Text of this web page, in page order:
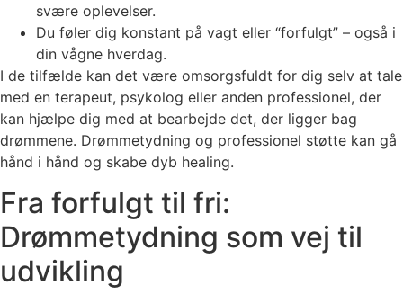
svære oplevelser.
Du føler dig konstant på vagt eller “forfulgt” – også i
din vågne hverdag.
I de tilfælde kan det være omsorgsfuldt for dig selv at tale
med en terapeut, psykolog eller anden professionel, der
kan hjælpe dig med at bearbejde det, der ligger bag
drømmene. Drømmetydning og professionel støtte kan gå
hånd i hånd og skabe dyb healing.
Fra forfulgt til fri:
Drømmetydning som vej til
udvikling